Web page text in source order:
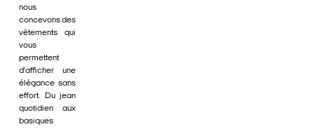
nous
concevons des
vêtements qui
vous
permettent
d'afficher une
élégance sans
effort. Du jean
quotidien aux
basiques